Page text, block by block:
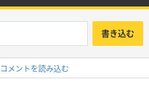
キングモーモン募集板
焔鎖の化身募集板
ドルマゲス募集板
書き込む
メントを読み込む